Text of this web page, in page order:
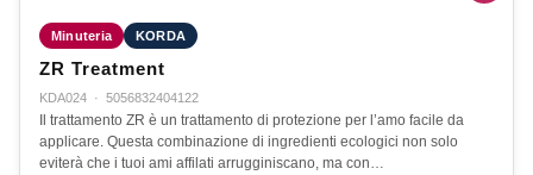
Minuteria KORDA
ZR Treatment
KDA024 · 5056832404122
Il trattamento ZR è un trattamento di protezione per l’amo facile da
applicare. Questa combinazione di ingredienti ecologici non solo
eviterà che i tuoi ami affilati arrugginiscano, ma con…